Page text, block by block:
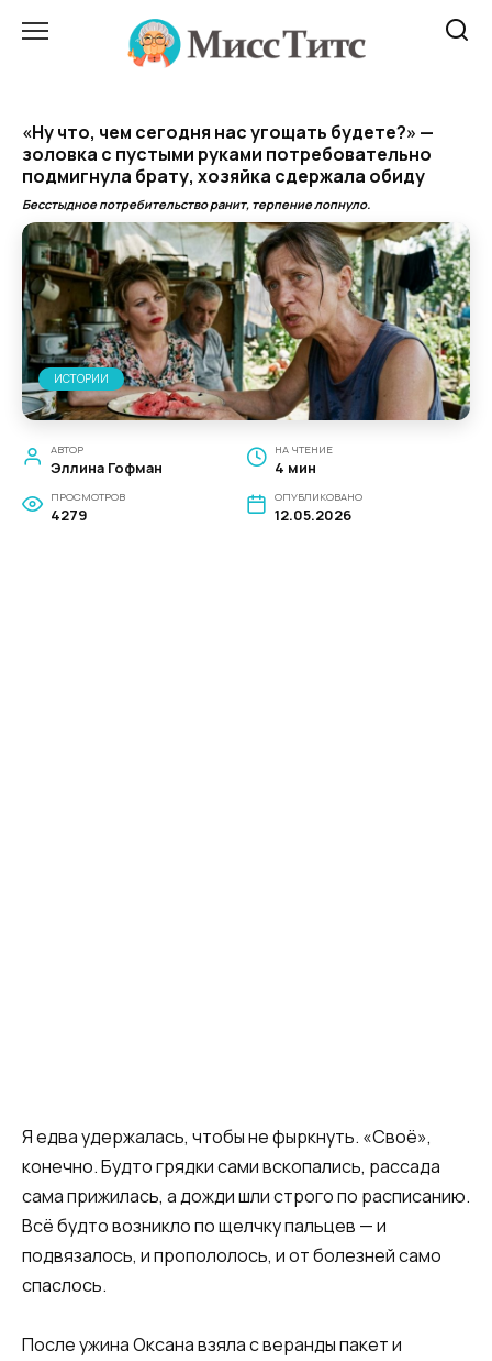
«Ну что, чем сегодня нас угощать будете?» —
золовка с пустыми руками потребовательно
подмигнула брату, хозяйка сдержала обиду
Бесстыдное потребительство ранит, терпение лопнуло.
ИСТОРИИ
АВТОР
Эллина Гофман
НА ЧТЕНИЕ
4 мин
ПРОСМОТРОВ
4279
ОПУБЛИКОВАНО
12.05.2026
Я едва удержалась, чтобы не фыркнуть. «Своё»,
конечно. Будто грядки сами вскопались, рассада
сама прижилась, а дожди шли строго по расписанию.
Всё будто возникло по щелчку пальцев — и
подвязалось, и пропололось, и от болезней само
спаслось.
После ужина Оксана взяла с веранды пакет и